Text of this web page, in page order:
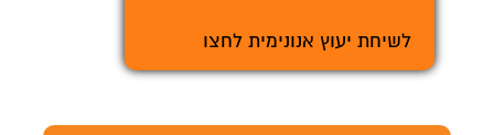
לשיחת יעוץ אנונימית לחצו